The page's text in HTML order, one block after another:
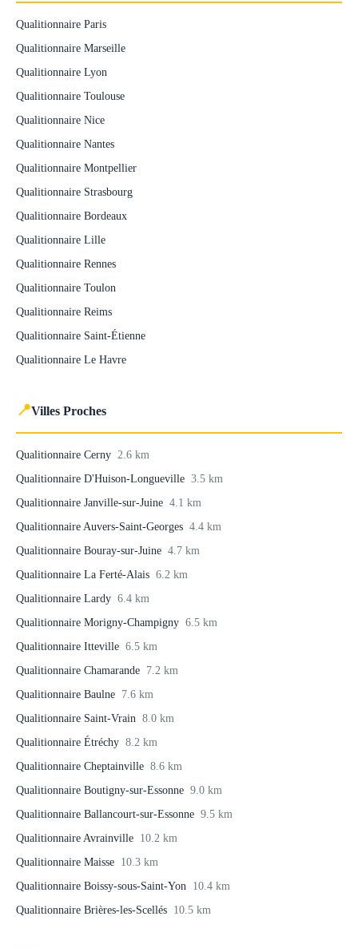
Qualitionnaire Paris
Qualitionnaire Marseille
Qualitionnaire Lyon
Qualitionnaire Toulouse
Qualitionnaire Nice
Qualitionnaire Nantes
Qualitionnaire Montpellier
Qualitionnaire Strasbourg
Qualitionnaire Bordeaux
Qualitionnaire Lille
Qualitionnaire Rennes
Qualitionnaire Toulon
Qualitionnaire Reims
Qualitionnaire Saint-Étienne
Qualitionnaire Le Havre
📍Villes Proches
Qualitionnaire Cerny 2.6 km
Qualitionnaire D'Huison-Longueville 3.5 km
Qualitionnaire Janville-sur-Juine 4.1 km
Qualitionnaire Auvers-Saint-Georges 4.4 km
Qualitionnaire Bouray-sur-Juine 4.7 km
Qualitionnaire La Ferté-Alais 6.2 km
Qualitionnaire Lardy 6.4 km
Qualitionnaire Morigny-Champigny 6.5 km
Qualitionnaire Itteville 6.5 km
Qualitionnaire Chamarande 7.2 km
Qualitionnaire Baulne 7.6 km
Qualitionnaire Saint-Vrain 8.0 km
Qualitionnaire Étréchy 8.2 km
Qualitionnaire Cheptainville 8.6 km
Qualitionnaire Boutigny-sur-Essonne 9.0 km
Qualitionnaire Ballancourt-sur-Essonne 9.5 km
Qualitionnaire Avrainville 10.2 km
Qualitionnaire Maisse 10.3 km
Qualitionnaire Boissy-sous-Saint-Yon 10.4 km
Qualitionnaire Brières-les-Scellés 10.5 km